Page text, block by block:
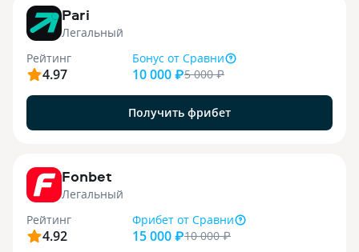
Pari
Легальный
Рейтинг
4.97
Бонус от Сравни
10 000 ₽5 000₽
Получить фрибет
Fonbet
Легальный
Рейтинг
4.92
Фрибет от Сравни
15 000 ₽10 000₽